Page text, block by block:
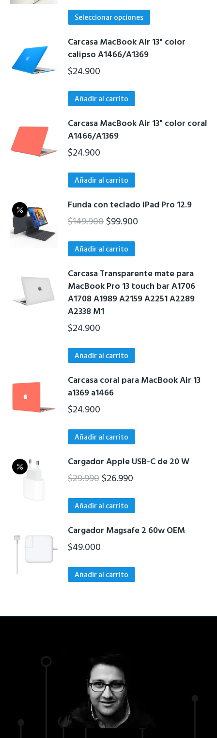
Seleccionar opciones
Este
producto
tiene
elegir
Carcasa MacBook Air 13" color
calipso A1466/A1369
$24.900
Añadir al carrito
Carcasa MacBook Air 13" color coral
A1466/A1369
$24.900
Añadir al carrito
Funda con teclado iPad Pro 12.9
$149.900El
original
$149.900.
$99.900
$99.900.
Añadir al carrito
Carcasa Transparente mate para
MacBook Pro 13 touch bar A1706
A1708 A1989 A2159 A2251 A2289
A2338 M1
$24.900
Añadir al carrito
Carcasa coral para MacBook Air 13
a1369 a1466
$24.900
Añadir al carrito
Cargador Apple USB-C de 20 W
$29.990El
original
$29.990.
$26.990
$26.990.
Añadir al carrito
Cargador Magsafe 2 60w OEM
$49.000
Añadir al carrito